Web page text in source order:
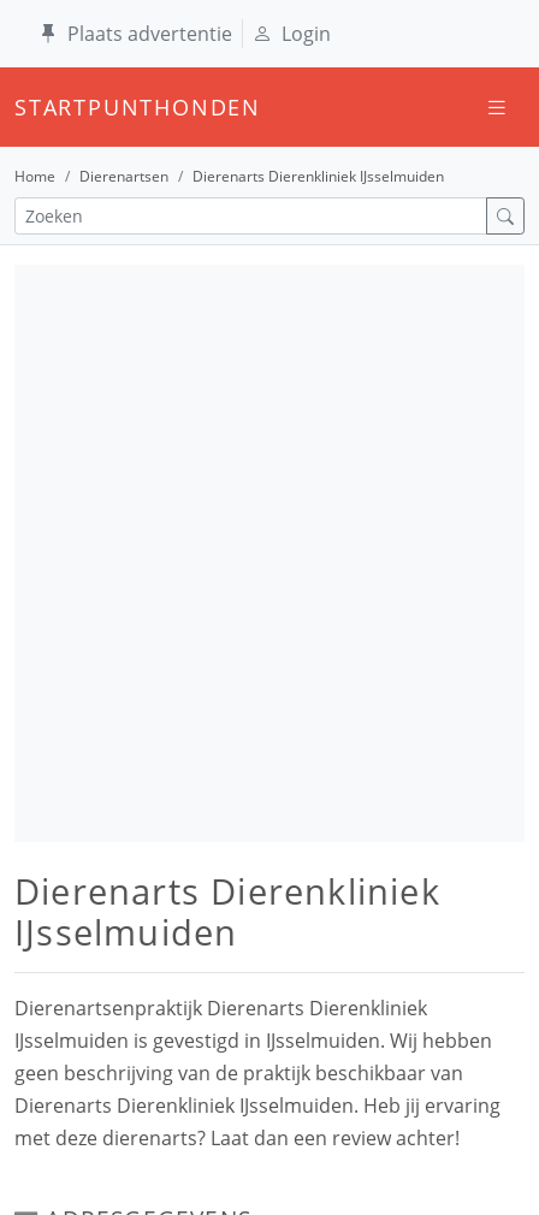
Plaats advertentie Login
STARTPUNTHONDEN
Home Dierenartsen Dierenarts Dierenkliniek IJsselmuiden
Dierenarts Dierenkliniek
IJsselmuiden
Dierenartsenpraktijk Dierenarts Dierenkliniek
IJsselmuiden is gevestigd in IJsselmuiden. Wij hebben
geen beschrijving van de praktijk beschikbaar van
Dierenarts Dierenkliniek IJsselmuiden. Heb jij ervaring
met deze dierenarts? Laat dan een review achter!